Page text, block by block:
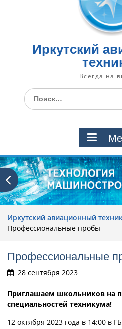
Иркутский
Всегда на
Искать:
Иркутский авиационный
Профессиональные пробы
Профессиональные
28 сентября 2023
Приглашаем школьников на
специальностей техникума!
12 октября 2023 года в 14:00 в